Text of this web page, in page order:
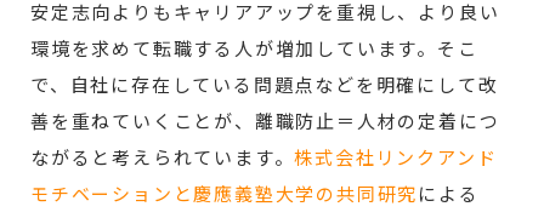
安定志向よりもキャリアアップを重視し、より良い
環境を求めて転職する人が増加しています。そこ
で、自社に存在している問題点などを明確にして改
善を重ねていくことが、離職防止＝人材の定着につ
ながると考えられています。株式会社リンクアンド
モチベーションと慶應義塾大学の共同研究 による